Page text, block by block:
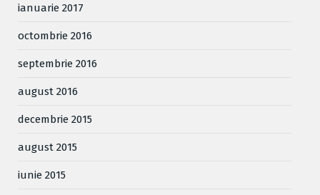
ianuarie 2017
octombrie 2016
septembrie 2016
august 2016
decembrie 2015
august 2015
iunie 2015